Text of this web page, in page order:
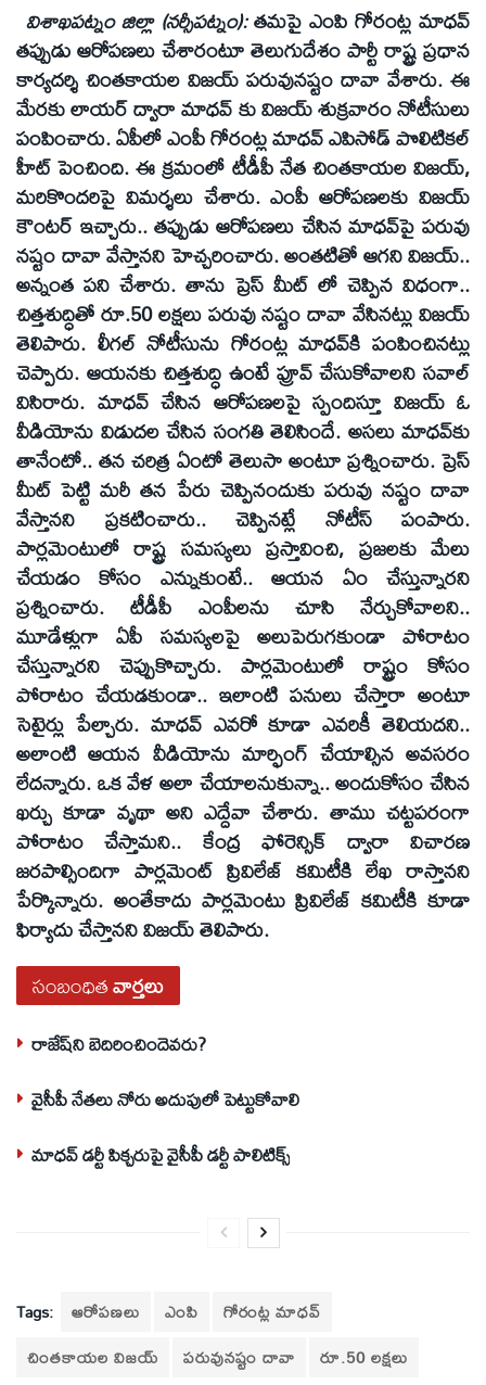
విశాఖపట్నం జిల్లా (నర్సీపట్నం):తమపై ఎంపి గోరంట్ల మాధవ్‌
తప్పుడు ఆరోపణలు చేశారంటూ తెలుగుదేశం పార్టీ రాష్ట్ర ప్రధాన
కార్యదర్శి చింతకాయల విజయ్‌ పరువునష్టం దావా వేశారు. ఈ
మేరకు లాయర్‌ ద్వారా మాధవ్‌ కు విజయ్‌ శుక్రవారం నోటీసులు
పంపించారు. ఏపీలో ఎంపీ గోరంట్ల మాధవ్‌ ఎపిసోడ్‌ పొలిటికల్‌
హీట్‌ పెంచింది. ఈ క్రమంలో టీడీపీ నేత చింతకాయల విజయ్‌,
మరికొందరిపై విమర్శలు చేశారు. ఎంపీ ఆరోపణలకు విజయ్‌
కౌంటర్‌ ఇచ్చారు.. తప్పుడు ఆరోపణలు చేసిన మాధవ్‌పై పరువు
నష్టం దావా వేస్తానని హెచ్చరించారు. అంతటితో ఆగని విజయ్‌..
అన్నంత పని చేశారు. తాను ప్రెస్‌ మీట్‌ లో చెప్పిన విధంగా..
చిత్తశుద్ధితో రూ.50 లక్షలు పరువు నష్టం దావా వేసినట్లు విజయ్‌
తెలిపారు. లీగల్‌ నోటీసును గోరంట్ల మాధవ్‌కి పంపించినట్లు
చెప్పారు. ఆయనకు చిత్తశుద్ధి ఉంటే ప్రూవ్‌ చేసుకోవాలని సవాల్‌
విసిరారు. మాధవ్‌ చేసిన ఆరోపణలపై స్పందిస్తూ విజయ్‌ ఓ
వీడియోను విడుదల చేసిన సంగతి తెలిసిందే. అసలు మాధవ్‌కు
తానేంటో.. తన చరిత్ర ఏంటో తెలుసా అంటూ ప్రశ్నించారు. ప్రెస్‌
మీట్‌ పెట్టి మరీ తన పేరు చెప్పినందుకు పరువు నష్టం దావా
వేస్తానని ప్రకటించారు.. చెప్పినట్లే నోటీస్‌ పంపారు.
పార్లమెంటులో రాష్ట్ర సమస్యలు ప్రస్తావించి, ప్రజలకు మేలు
చేయడం కోసం ఎన్నుకుంటే.. ఆయన ఏం చేస్తున్నారని
ప్రశ్నించారు. టీడీపీ ఎంపీలను చూసి నేర్చుకోవాలని..
మూడేళ్లుగా ఏపీ సమస్యలపై అలుపెరుగకుండా పోరాటం
చేస్తున్నారని చెప్పుకొచ్చారు. పార్లమెంటులో రాష్ట్రం కోసం
పోరాటం చేయడకుండా.. ఇలాంటి పనులు చేస్తారా అంటూ
సెటైర్లు పేల్చారు. మాధవ్‌ ఎవరో కూడా ఎవరికీ తెలియదని..
అలాంటి ఆయన వీడియోను మార్ఫింగ్‌ చేయాల్సిన అవసరం
లేదన్నారు. ఒక వేళ అలా చేయాలనుకున్నా.. అందుకోసం చేసిన
ఖర్చు కూడా వృథా అని ఎద్దేవా చేశారు. తాము చట్టపరంగా
పోరాటం చేస్తామని.. కేంద్ర ఫోరెన్సిక్‌ ద్వారా విచారణ
జరపాల్సిందిగా పార్లమెంట్‌ ప్రివిలేజ్‌ కమిటీకి లేఖ రాస్తానని
పేర్కొన్నారు. అంతేకాదు పార్లమెంటు ప్రివిలేజ్‌ కమిటీకి కూడా
ఫిర్యాదు చేస్తానని విజయ్‌ తెలిపారు.
సంబంధితవార్తలు
రాజేష్‌ని బెదిరించిందెవరు?
వైసీపీ నేతలు నోరు అదుపులో పెట్టుకోవాలి
మాధవ్‌ డర్టీ పిక్చరుపై వైసీపీ డర్టీ పాలిటిక్స్‌
Tags: ఆరోపణలు ఎంపి
గోరంట్ల మాధవ్‌
చింతకాయల విజయ్
పరువునష్టం దావా రూ.50 లక్షలు